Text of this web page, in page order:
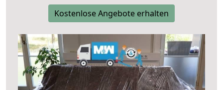
Kostenlose Angebote erhalten